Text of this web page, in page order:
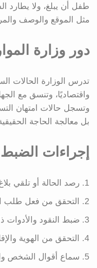
طفل أن يبلغ، ولا يطارد
مثل الموقع والوصف
دور وزارة
تدرس الوزارة الحالات
واقتصاديًا، وتنسق مع
وتسجل حالات امتهان
بل معالجة الحاجة
إجراءات الضبط
رصد الحالة أو تلقي
التحقق من فعل طلب
ضبط النقود والأدوات
التحقق من الهوية
سماع أقوال الشخص